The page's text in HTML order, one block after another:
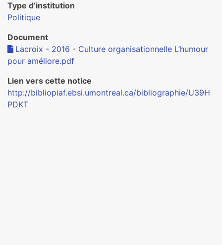
Type d’institution
Politique
Document
Lacroix - 2016 - Culture organisationnelle L’humour
pour améliore.pdf
Lien vers cette notice
http://bibliopiaf.ebsi.umontreal.ca/bibliographie/U39H
PDKT